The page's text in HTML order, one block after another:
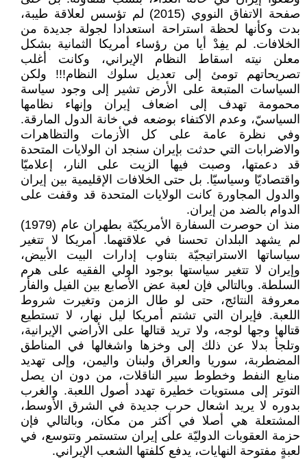
صفحة الاتفاق النووي (2015) لم تؤسس لعلاقة طيبة،
بدت وكأنها لحظة استراحة استعدادا لجولة جديدة من
الخلافات. لم يفِدْ أيا من رؤساء أمريكا الثمانية بشكل
معلن نيته اسقاط النظام الإيراني، وكانت أغلب
تصريحاتهم تومئ إلى تعديل سلوك النظام!!! ولكن
السياسات المتبعة على الأرض تشير إلى وجود سياسة
محمومة تهدف إلى اضعاف إيران وإنهاء نظامها
السياسيّ، وعدم الاكتفاء بوضعه في خانة الدول المارقة.
وفي نظرة عامة على كل الأزمات والتظاهرات
والاضرابات التي حدثت بإيران سنجد ان الولايات المتحدة
قد دعمتها، وصبت فيها الزيت على النار، إعلاميّا
واقتصاديّا وسياسيّا. بل حتى الخلافات الإقليمية بين إيران
والدول المجاورة كانت الولايات المتحدة قد وقفت على
الدوام بالضد من إيران.
منذ ان حوصرت السفارة الأمريكيّة بطهران عام (1979)
لم يشهد البلدان تحسنا في علاقتهما. أمريكا لا تتغير
سياساتها الاستراتيجيّة بتناوب إدارات البيت الأبيض،
وإيران لا تتغير سياستها بوجود الولي الفقيه على هرم
السلطة. وبالتالي فإن لعبة عض الأصابع بين الفيل والفأر
معروفة النتائج، حتى لو طال الزمن وتغيرت شروط
اللعبة. فإيران التي تشتم أمريكا ليل نهار، لا تستطيع
قتالها وجها لوجه، ولا تريد قتالها على الأراضي الإيرانية،
وتلجأ بدلا عن ذلك إلى وخزها واشغالها في المناطق
المضطربة، سوريا والعراق ولبنان واليمن، وإلى تهديد
منابع النفط وخطوط سير الناقلات، من دون ان يصل
التوتر إلى مستويات خطيرة تهدد أصول اللعبة. والغرب
بدوره لا يريد اشعال حرب جديدة في الشرق الأوسط،
المشتعلة هي أصلا في أكثر من مكان، وبالتالي فإن
حزمة العقوبات الدوليّة على إيران ستستمر وتتوسع، في
لعبةٍ مفتوحة النهايات، يدفع كلفتها الشعب الإيراني.